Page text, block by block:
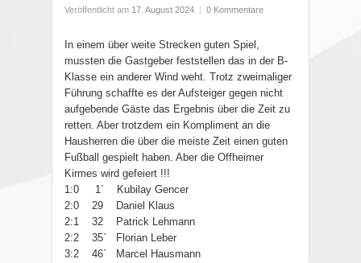
Veröffentlicht am 17. August 2024 0 Kommentare
In einem über weite Strecken guten Spiel,
mussten die Gastgeber feststellen das in der B-
Klasse ein anderer Wind weht. Trotz zweimaliger
Führung schaffte es der Aufsteiger gegen nicht
aufgebende Gäste das Ergebnis über die Zeit zu
retten. Aber trotzdem ein Kompliment an die
Hausherren die über die meiste Zeit einen guten
Fußball gespielt haben. Aber die Offheimer
Kirmes wird gefeiert !!!
1:0 1` Kubilay Gencer
2:0 29 Daniel Klaus
2:1 32 Patrick Lehmann
2:2 35` Florian Leber
3:2 46` Marcel Hausmann